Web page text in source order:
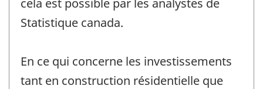
Statistique canada.
En ce qui concerne les investissements
tant en construction résidentielle que